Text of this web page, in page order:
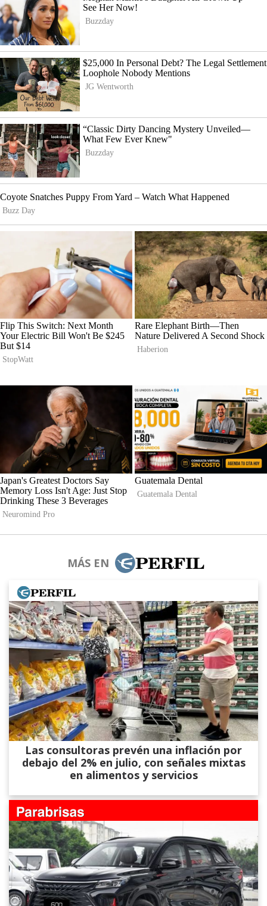
MÁS EN
Las consultoras prevén una inflación por
debajo del 2% en julio, con señales mixtas
en alimentos y servicios